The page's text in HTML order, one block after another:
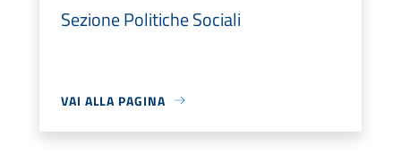
Sezione Politiche Sociali
VAI ALLA PAGINA